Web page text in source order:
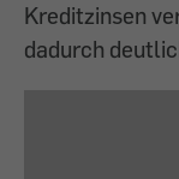
Kreditzinsen
dadurch